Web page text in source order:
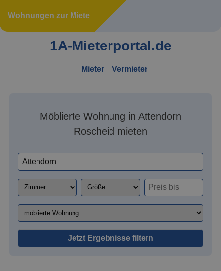
Wohnungen zur Miete
1A-Mieterportal.de
Mieter Vermieter
Möblierte Wohnung in Attendorn
Roscheid mieten
Jetzt Ergebnisse filtern